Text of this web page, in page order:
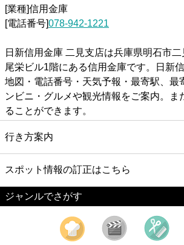
[業種]信用金庫
[電話番号]078-942-1221
日新信用金庫 二見支店は兵庫県明石市
尾栄ビル1階にある信用金庫です。日新
地図・電話番号・天気予報・最寄駅、最
ンビニ・グルメや観光情報をご案内。ま
ることができます。
行き方案内
スポット情報の訂正はこちら
ジャンルでさがす